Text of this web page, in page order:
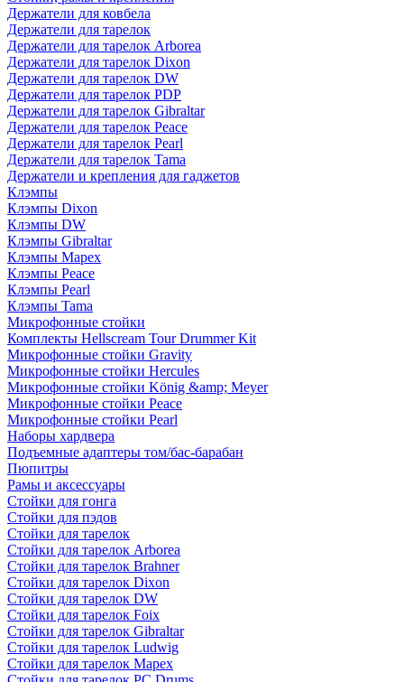
Держатели для ковбела
Держатели для тарелок
Держатели для тарелок Arborea
Держатели для тарелок Dixon
Держатели для тарелок DW
Держатели для тарелок PDP
Держатели для тарелок Gibraltar
Держатели для тарелок Peace
Держатели для тарелок Pearl
Держатели для тарелок Tama
Держатели и крепления для гаджетов
Клэмпы
Клэмпы Dixon
Клэмпы DW
Клэмпы Gibraltar
Клэмпы Mapex
Клэмпы Peace
Клэмпы Pearl
Клэмпы Tama
Микрофонные стойки
Комплекты Hellscream Tour Drummer Kit
Микрофонные стойки Gravity
Микрофонные стойки Hercules
Микрофонные стойки König &amp; Meyer
Микрофонные стойки Peace
Микрофонные стойки Pearl
Наборы хардвера
Подъемные адаптеры том/бас-барабан
Пюпитры
Рамы и аксессуары
Стойки для гонга
Стойки для пэдов
Стойки для тарелок
Стойки для тарелок Arborea
Стойки для тарелок Brahner
Стойки для тарелок Dixon
Стойки для тарелок DW
Стойки для тарелок Foix
Стойки для тарелок Gibraltar
Стойки для тарелок Ludwig
Стойки для тарелок Mapex